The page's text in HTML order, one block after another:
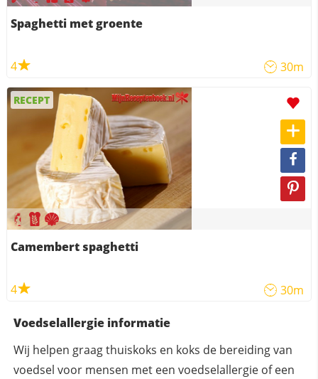
Spaghetti met groente
4 30m
RECEPT
Camembert spaghetti
4 30m
Voedselallergie informatie
Wij helpen graag thuiskoks en koks de bereiding van
voedsel voor mensen met een voedselallergie of een